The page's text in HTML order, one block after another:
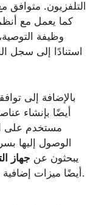
التلفزيون. متوافق
كما يعمل مع
وظيفة
استنادًا إلى سجل
بالإضافة إلى
مستخدم على
الوصول إليها
يبحثون عن جهاز
أيضًا ميزات إضافية مثل أدلة البرمجة واقتراحات الترفيه.